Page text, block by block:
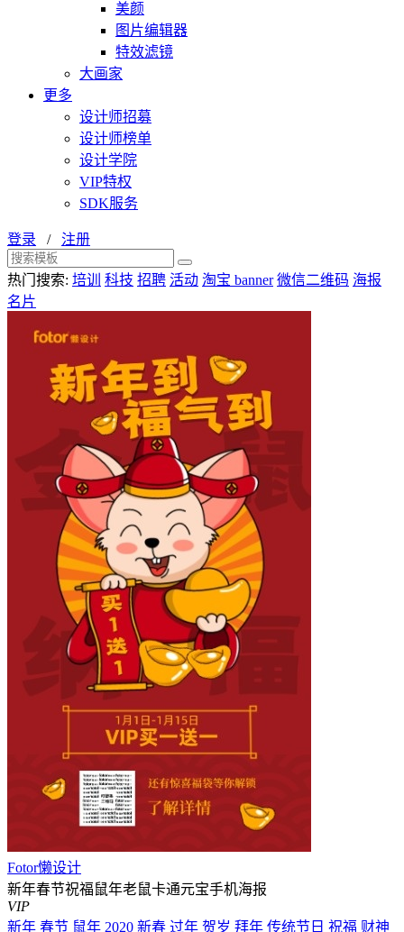
美颜
图片编辑器
特效滤镜
大画家
更多
设计师招募
设计师榜单
设计学院
VIP特权
SDK服务
登录 / 注册
热门搜索: 培训 科技 招聘 活动 淘宝 banner 微信二维码 海报
名片
Fotor懒设计
新年春节祝福鼠年老鼠卡通元宝手机海报
VIP
新年 春节 鼠年 2020 新春 过年 贺岁 拜年 传统节日 祝福 财神